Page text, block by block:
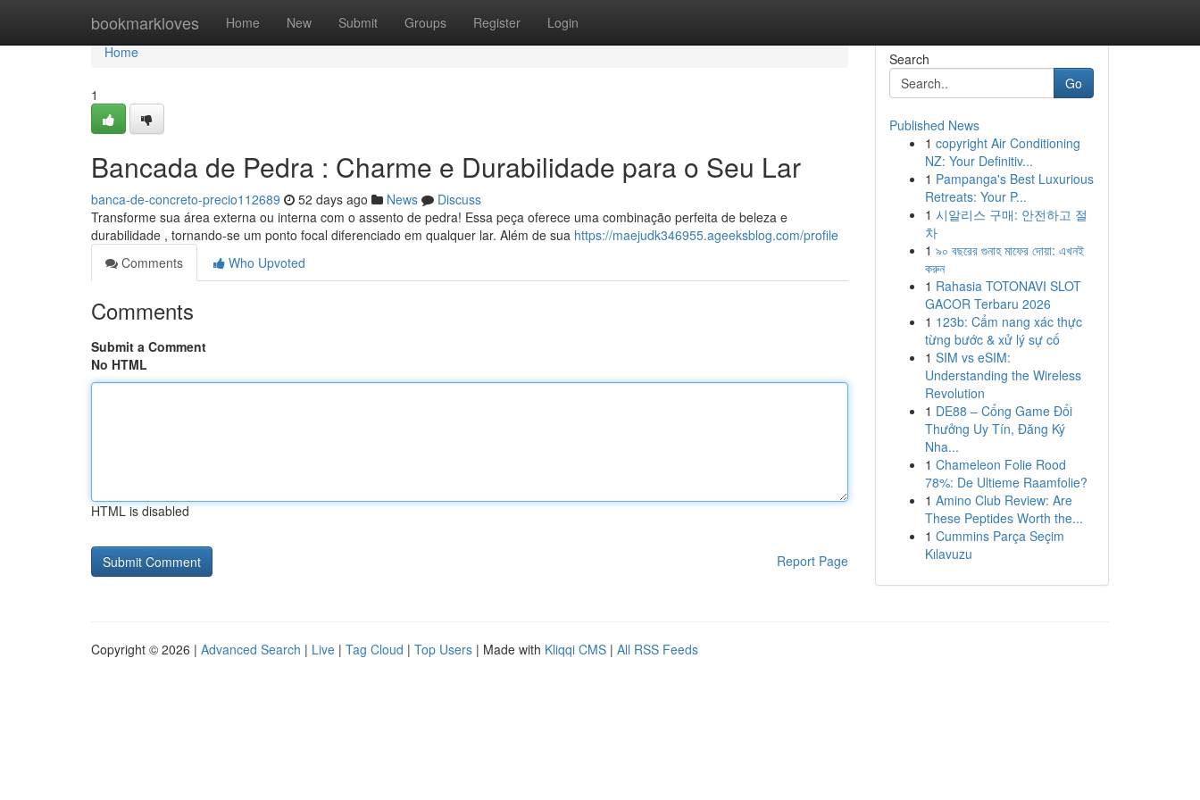
bookmarkloves Home New Submit Groups Register Login
Home
Home
1
Bancada de Pedra : Charme e Durabilidade para o Seu Lar
banca-de-concreto-precio112689 52 days ago News
Discuss
Transforme sua área externa ou interna com o assento de pedra! Essa peça oferece uma combinação perfeita de beleza e
durabilidade , tornando-se um ponto focal diferenciado em qualquer lar. Além de sua https://maejudk346955.ageeksblog.com/profile
Comments
Who Upvoted
Comments
Submit a Comment
No HTML
HTML is disabled
Report Page
Search
Go
Published News
1 copyright Air Conditioning
NZ: Your Definitiv...
1 Pampanga's Best Luxurious
Retreats: Your P...
1 시알리스 구매: 안전하고 절
차
1 ৯০ বছরের গুনাহ মাফের দোয়া: এখনই
করুন
1 Rahasia TOTONAVI SLOT
GACOR Terbaru 2026
1 123b: Cẩm nang xác thực
từng bước & xử lý sự cố
1 SIM vs eSIM:
Understanding the Wireless
Revolution
1 DE88 – Cổng Game Đổi
Thưởng Uy Tín, Đăng Ký
Nha...
1 Chameleon Folie Rood
78%: De Ultieme Raamfolie?
1 Amino Club Review: Are
These Peptides Worth the...
1 Cummins Parça Seçim
Kılavuzu
Copyright © 2026 | Advanced Search | Live | Tag Cloud | Top Users | Made with Kliqqi CMS | All RSS Feeds